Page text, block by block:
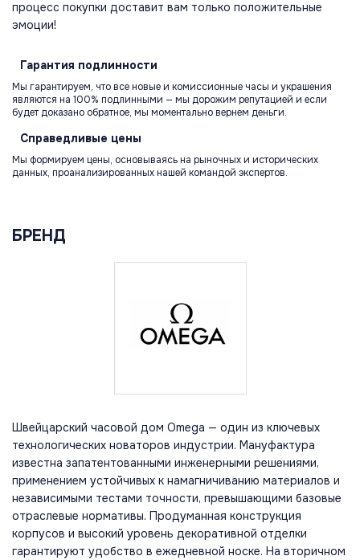
процесс покупки доставит вам только положительные
эмоции!
Гарантия подлинности
Мы гарантируем, что все новые и комиссионные часы и украшения
являются на 100% подлинными — мы дорожим репутацией и если
будет доказано обратное, мы моментально вернем деньги.
Справедливые цены
Мы формируем цены, основываясь на рыночных и исторических
данных, проанализированных нашей командой экспертов.
БРЕНД
Швейцарский часовой дом Omega — один из ключевых
технологических новаторов индустрии. Мануфактура
известна запатентованными инженерными решениями,
применением устойчивых к намагничиванию материалов и
независимыми тестами точности, превышающими базовые
отраслевые нормативы. Продуманная конструкция
корпусов и высокий уровень декоративной отделки
гарантируют удобство в ежедневной носке. На вторичном